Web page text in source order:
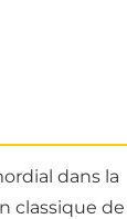
dans la
classique de